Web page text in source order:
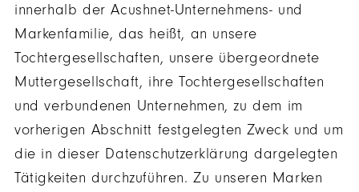
innerhalb der Acushnet-Unternehmens- und
Markenfamilie, das heißt, an unsere
Tochtergesellschaften, unsere übergeordnete
Muttergesellschaft, ihre Tochtergesellschaften
und verbundenen Unternehmen, zu dem im
vorherigen Abschnitt festgelegten Zweck und um
die in dieser Datenschutzerklärung dargelegten
Tätigkeiten durchzuführen. Zu unseren Marken